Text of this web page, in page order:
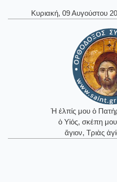
Κυριακή, 09 Αυγούστου
Ἡ ἐλπίς μου ὁ
ὁ Υἱός, σκέπη
ἅγιον, Τριὰς